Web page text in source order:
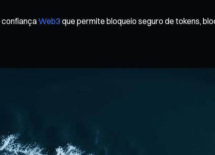
Web3 que permite bloqueio seguro de tokens,